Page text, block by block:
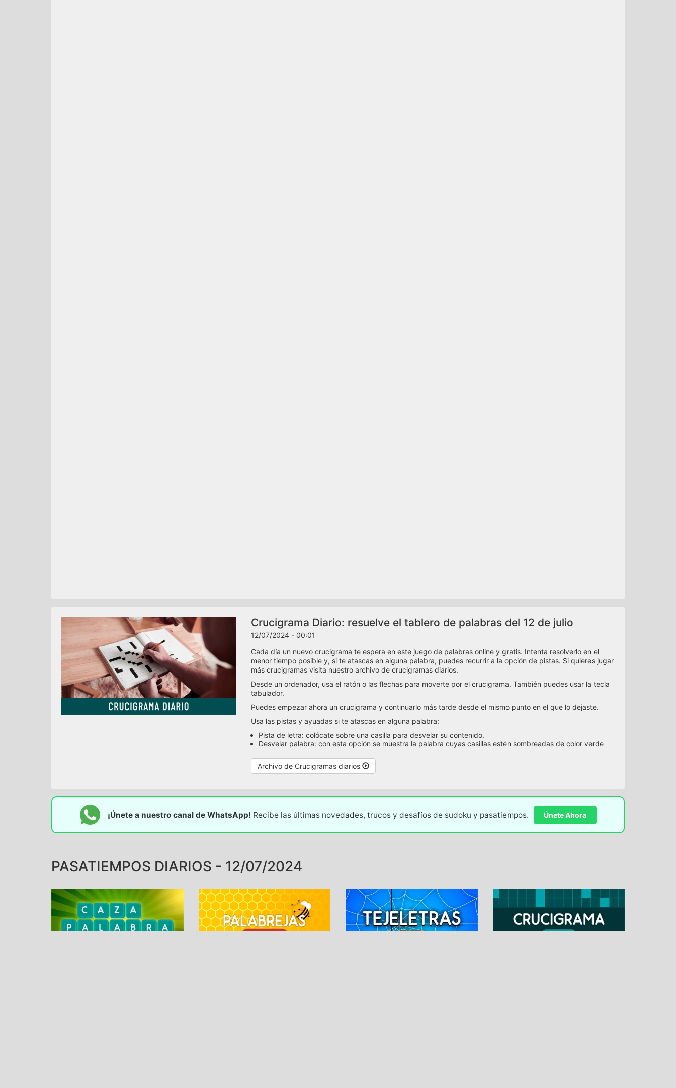
Crucigrama Diario: resuelve el tablero de palabras del 12 de julio
12/07/2024 - 00:01
Cada día un nuevo crucigrama te espera en este juego de palabras online y gratis. Intenta resolverlo en el
menor tiempo posible y, si te atascas en alguna palabra, puedes recurrir a la opción de pistas. Si quieres jugar
más crucigramas visita nuestro archivo de crucigramas diarios.
Desde un ordenador, usa el ratón o las flechas para moverte por el crucigrama. También puedes usar la tecla
tabulador.
Puedes empezar ahora un crucigrama y continuarlo más tarde desde el mismo punto en el que lo dejaste.
Usa las pistas y ayuadas si te atascas en alguna palabra:
Pista de letra: colócate sobre una casilla para desvelar su contenido.
Desvelar palabra: con esta opción se muestra la palabra cuyas casillas estén sombreadas de color verde
Archivo de Crucigramas diarios
¡Únete a nuestro canal de WhatsApp! Recibe las últimas novedades, trucos y desafíos de sudoku y pasatiempos. Únete Ahora
PASATIEMPOS DIARIOS - 12/07/2024